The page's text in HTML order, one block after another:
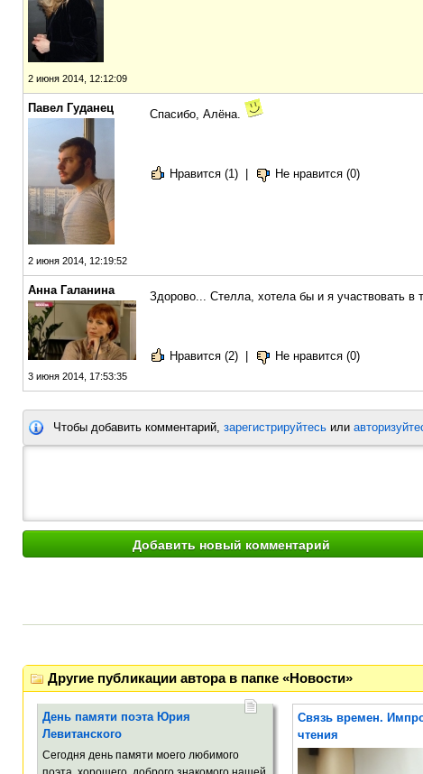
2 июня 2014, 12:12:09
Павел Гуданец
2 июня 2014, 12:19:52
Спасибо, Алёна.
Нравится (1) Не нравится (0)
Анна Галанина
3 июня 2014, 17:53:35
Здорово... Стелла, хотела бы и я участвовать в
Нравится (2) Не нравится (0)
Чтобы добавить комментарий, зарегистрируйтесь или
Другие публикации автора в папке «Новости»
День памяти поэта Юрия
Левитанского
Сегодня день памяти моего любимого
Связь времен.
чтения